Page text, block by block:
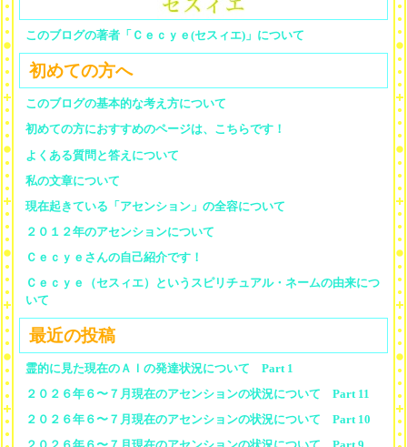
このブログの著者「Ｃｅｃｙｅ(セスィエ)」について
初めての方へ
このブログの基本的な考え方について
初めての方におすすめのページは、こちらです！
よくある質問と答えについて
私の文章について
現在起きている「アセンション」の全容について
２０１２年のアセンションについて
Ｃｅｃｙｅさんの自己紹介です！
Ｃｅｃｙｅ（セスィエ）というスピリチュアル・ネームの由来につ
いて
最近の投稿
霊的に見た現在のＡＩの発達状況について Part 1
２０２６年６〜７月現在のアセンションの状況について Part 11
２０２６年６〜７月現在のアセンションの状況について Part 10